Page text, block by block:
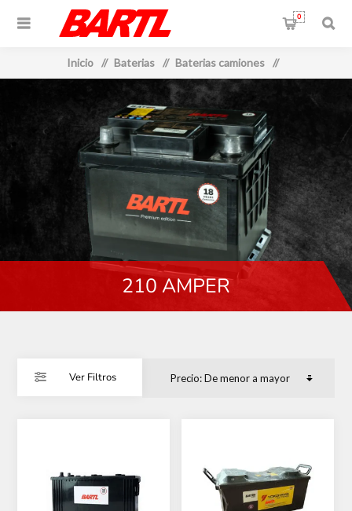
0
Inicio / Baterias / Baterias camiones /
210 AMPER
Ver Filtros